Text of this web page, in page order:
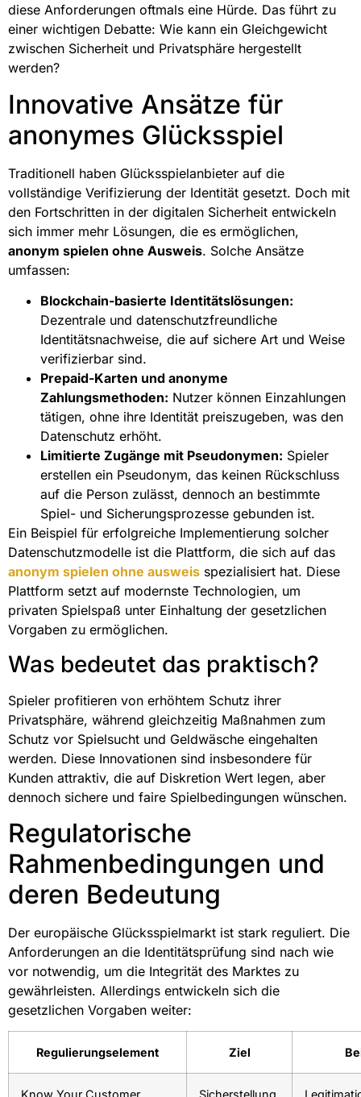
diese Anforderungen oftmals eine Hürde. Das führt zu
einer wichtigen Debatte: Wie kann ein Gleichgewicht
zwischen Sicherheit und Privatsphäre hergestellt
werden?
Innovative Ansätze für
anonymes Glücksspiel
Traditionell haben Glücksspielanbieter auf die
vollständige Verifizierung der Identität gesetzt. Doch mit
den Fortschritten in der digitalen Sicherheit entwickeln
sich immer mehr Lösungen, die es ermöglichen,
anonym spielen ohne Ausweis. Solche Ansätze
umfassen:
Blockchain-basierte Identitätslösungen:
Dezentrale und datenschutzfreundliche
Identitätsnachweise, die auf sichere Art und Weise
verifizierbar sind.
Prepaid-Karten und anonyme
Zahlungsmethoden: Nutzer können Einzahlungen
tätigen, ohne ihre Identität preiszugeben, was den
Datenschutz erhöht.
Limitierte Zugänge mit Pseudonymen: Spieler
erstellen ein Pseudonym, das keinen Rückschluss
auf die Person zulässt, dennoch an bestimmte
Spiel- und Sicherungsprozesse gebunden ist.
Ein Beispiel für erfolgreiche Implementierung solcher
Datenschutzmodelle ist die Plattform, die sich auf das
anonym spielen ohne ausweis spezialisiert hat. Diese
Plattform setzt auf modernste Technologien, um
privaten Spielspaß unter Einhaltung der gesetzlichen
Vorgaben zu ermöglichen.
Was bedeutet das praktisch?
Spieler profitieren von erhöhtem Schutz ihrer
Privatsphäre, während gleichzeitig Maßnahmen zum
Schutz vor Spielsucht und Geldwäsche eingehalten
werden. Diese Innovationen sind insbesondere für
Kunden attraktiv, die auf Diskretion Wert legen, aber
dennoch sichere und faire Spielbedingungen wünschen.
Regulatorische
Rahmenbedingungen und
deren Bedeutung
Der europäische Glücksspielmarkt ist stark reguliert. Die
Anforderungen an die Identitätsprüfung sind nach wie
vor notwendig, um die Integrität des Marktes zu
gewährleisten. Allerdings entwickeln sich die
gesetzlichen Vorgaben weiter:
Regulierungselement Ziel